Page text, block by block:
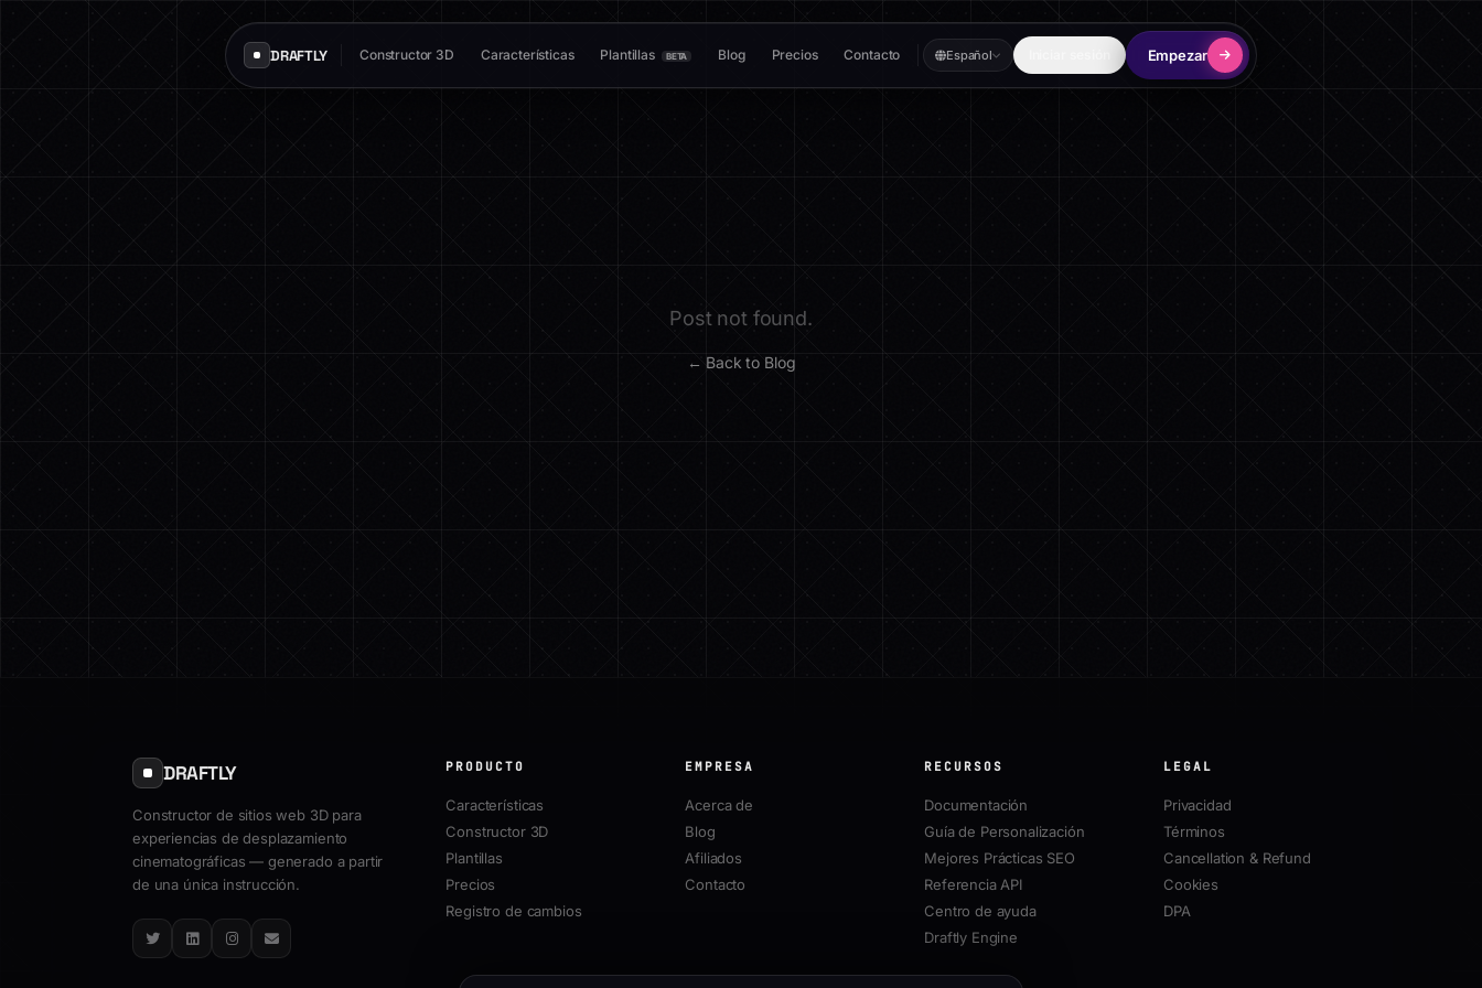
DRAFTLY Constructor 3D Características Plantillas BETA Blog Precios Contacto Español Empezar
Post not found.
← Back to Blog
DRAFTLY
Constructor de sitios web 3D para
experiencias de desplazamiento
cinematográficas — generado a partir
de una única instrucción.
TwitterLinkedInInstagram
Email
PRODUCTO
Características
Constructor 3D
Plantillas
Precios
Registro de cambios
EMPRESA
Acerca de
Blog
Afiliados
Contacto
RECURSOS
Documentación
Guía de Personalización
Mejores Prácticas SEO
Referencia API
Centro de ayuda
Draftly Engine
LEGAL
Privacidad
Términos
Cancellation & Refund
Cookies
DPA